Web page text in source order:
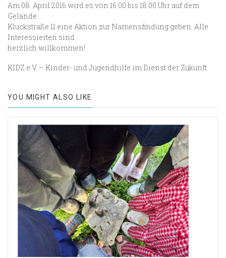
Am 08. April 2016 wird es von 16.00 bis 18.00 Uhr auf dem
Gelände
Kluckstraße 11 eine Aktion zur Namensfindung geben. Alle
Interessierten sind
herzlich willkommen!
KIDZ e.V. – Kinder- und Jugendhilfe im Dienst der Zukunft
YOU MIGHT ALSO LIKE